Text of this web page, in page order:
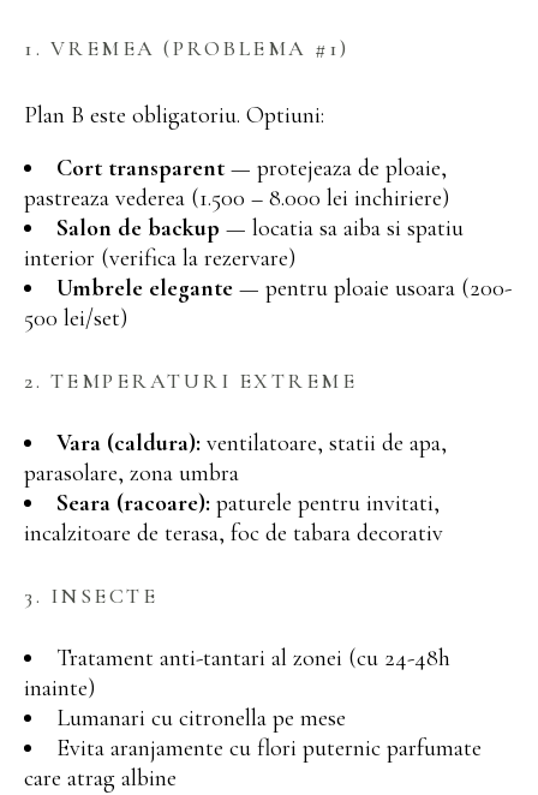
1. VREMEA (PROBLEMA #1)
Plan B este obligatoriu. Optiuni:
Cort transparent — protejeaza de ploaie,
pastreaza vederea (1.500 – 8.000 lei inchiriere)
Salon de backup — locatia sa aiba si spatiu
interior (verifica la rezervare)
Umbrele elegante — pentru ploaie usoara (200-
500 lei/set)
2. TEMPERATURI EXTREME
Vara (caldura): ventilatoare, statii de apa,
parasolare, zona umbra
Seara (racoare): paturele pentru invitati,
incalzitoare de terasa, foc de tabara decorativ
3. INSECTE
Tratament anti-tantari al zonei (cu 24-48h
inainte)
Lumanari cu citronella pe mese
Evita aranjamente cu flori puternic parfumate
care atrag albine